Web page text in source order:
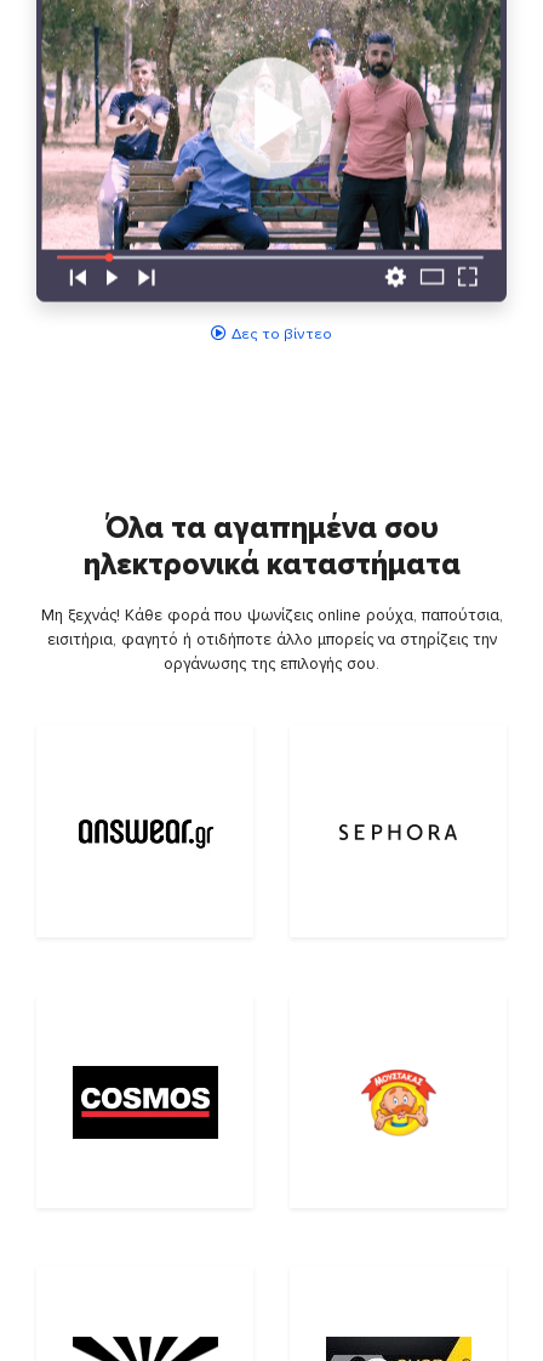
Δες το βίντεο
Όλα τα αγαπημένα σου
ηλεκτρονικά καταστήματα
Μη ξεχνάς! Κάθε φορά που ψωνίζεις online ρούχα, παπούτσια,
εισιτήρια, φαγητό ή οτιδήποτε άλλο μπορείς να στηρίζεις την
οργάνωσης της επιλογής σου.